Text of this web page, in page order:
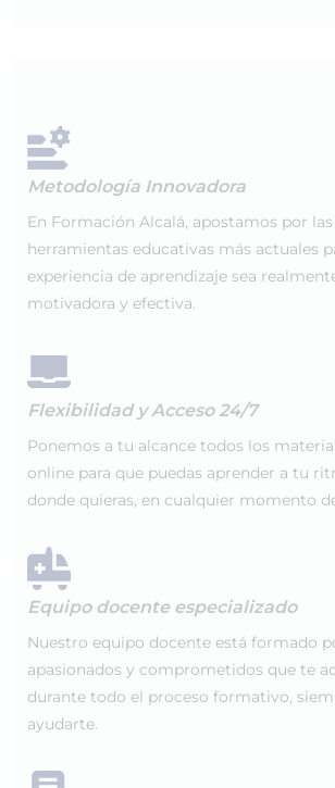
Metodología Innovadora
En Formación Alcalá, apostamos por
herramientas educativas más actuales
experiencia de aprendizaje sea
motivadora y efectiva.
Flexibilidad y Acceso 24/7
Ponemos a tu alcance todos los
online para que puedas aprender a tu
donde quieras, en cualquier momento
Equipo docente especializado
Nuestro equipo docente está formado
apasionados y comprometidos que te
durante todo el proceso formativo,
ayudarte.